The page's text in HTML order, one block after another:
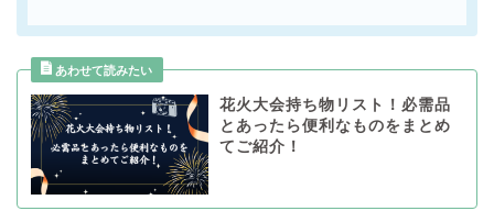
花火大会持ち物リスト！必需品
とあったら便利なものをまとめ
てご紹介！